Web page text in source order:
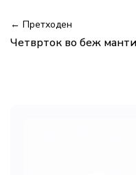
← Претходен
Четврток во беж